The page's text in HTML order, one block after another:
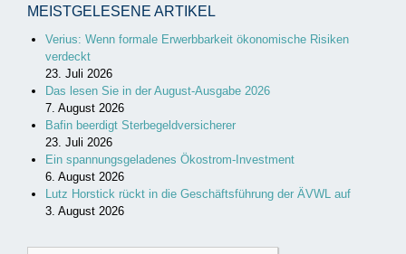
MEISTGELESENE ARTIKEL
Verius: Wenn formale Erwerbbarkeit ökonomische Risiken
verdeckt
23. Juli 2026
Das lesen Sie in der August-Ausgabe 2026
7. August 2026
Bafin beerdigt Sterbegeldversicherer
23. Juli 2026
Ein spannungsgeladenes Ökostrom-Investment
6. August 2026
Lutz Horstick rückt in die Geschäftsführung der ÄVWL auf
3. August 2026